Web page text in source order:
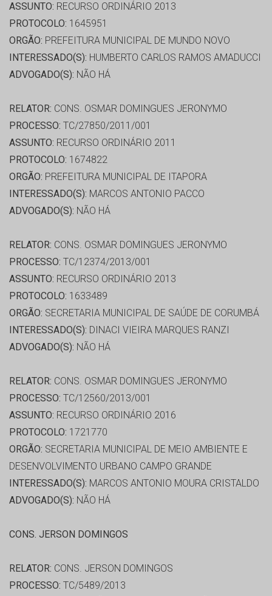
ASSUNTO: RECURSO ORDINÁRIO 2013
PROTOCOLO: 1645951
ORGÃO: PREFEITURA MUNICIPAL DE MUNDO NOVO
INTERESSADO(S): HUMBERTO CARLOS RAMOS AMADUCCI
ADVOGADO(S): NÃO HÁ
RELATOR: CONS. OSMAR DOMINGUES JERONYMO
PROCESSO: TC/27850/2011/001
ASSUNTO: RECURSO ORDINÁRIO 2011
PROTOCOLO: 1674822
ORGÃO: PREFEITURA MUNICIPAL DE ITAPORA
INTERESSADO(S): MARCOS ANTONIO PACCO
ADVOGADO(S): NÃO HÁ
RELATOR: CONS. OSMAR DOMINGUES JERONYMO
PROCESSO: TC/12374/2013/001
ASSUNTO: RECURSO ORDINÁRIO 2013
PROTOCOLO: 1633489
ORGÃO: SECRETARIA MUNICIPAL DE SAÚDE DE CORUMBÁ
INTERESSADO(S): DINACI VIEIRA MARQUES RANZI
ADVOGADO(S): NÃO HÁ
RELATOR: CONS. OSMAR DOMINGUES JERONYMO
PROCESSO: TC/12560/2013/001
ASSUNTO: RECURSO ORDINÁRIO 2016
PROTOCOLO: 1721770
ORGÃO: SECRETARIA MUNICIPAL DE MEIO AMBIENTE E
DESENVOLVIMENTO URBANO CAMPO GRANDE
INTERESSADO(S): MARCOS ANTONIO MOURA CRISTALDO
ADVOGADO(S): NÃO HÁ
CONS. JERSON DOMINGOS
RELATOR: CONS. JERSON DOMINGOS
PROCESSO: TC/5489/2013